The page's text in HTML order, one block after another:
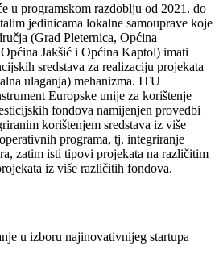
u programskom razdoblju od 2021. do
jedinicama lokalne samouprave koje
(Grad Pleternica, Općina
Jakšić i Općina Kaptol) imati
sredstava za realizaciju projekata
ulaganja) mehanizma. ITU
Europske unije za korištenje
fondova namijenjen provedbi
korištenjem sredstava iz više
programa, tj. integriranje
zatim isti tipovi projekata na različitim
iz više različitih fondova.